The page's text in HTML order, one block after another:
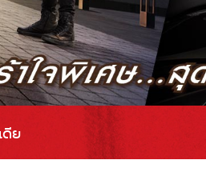
ดีย